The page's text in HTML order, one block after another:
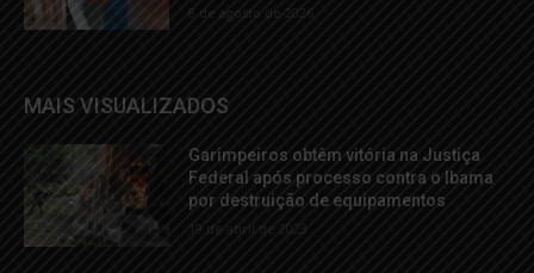
8 de agosto de 2026
MAIS VISUALIZADOS
Garimpeiros obtêm vitória na Justiça
Federal após processo contra o Ibama
por destruição de equipamentos
19 de abril de 2023